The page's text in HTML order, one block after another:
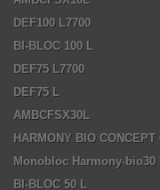
DEF100 L7700
BI-BLOC 100 L
DEF75 L7700
DEF75 L
AMBCFSX30L
HARMONY BIO
Monobloc Harmony-bio30
BI-BLOC 50 L